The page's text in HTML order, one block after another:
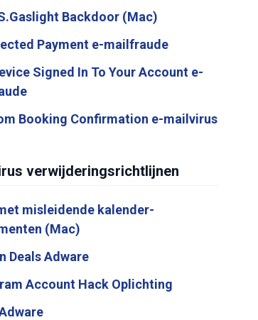
Backdoor (Mac)
Payment e-mailfraude
Signed In To Your Account e-
Booking Confirmation e-mailvirus
verwijderingsrichtlijnen
misleidende kalender-
(Mac)
Deals Adware
Account Hack Oplichting